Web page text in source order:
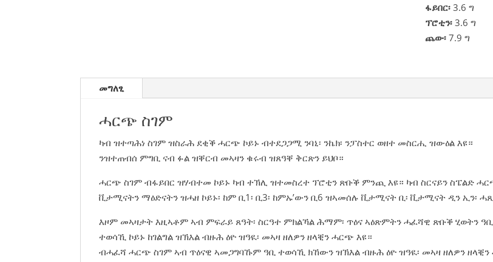
ፋይበር፡3.6 ግ
ፕሮቲን፡3.6 ግ
ጨው፡7.9 ግ
መግለፂ
ሓርጭ ስገም
ካብ ዝተጣሕነ ስገም ዝስራሕ ደቂቕ ሓርጭ ኮይኑ ብተደጋጋሚ ንባኒ፡ ንኬክ፡ ንፓስተር ወዘተ መስርሒ ዝውዕል እዩ።
ንዝተጠብሰ ምግቢ ናብ ፉል ዝቐርብ መኣዛን ቁሩብ ዝጸዓቐ ቅርጽን ይህቦ።
ሓርጭ ስገም ብፋይበር ዝሃብተመ ኮይኑ ካብ ተኽሊ ዝተመስረተ ፕሮቲን ጽቡቕ ምንጪ እዩ። ካብ ስርናይን ስፔልድ
ቪታሚናትን ማዕድናትን ዝሓዘ ኮይኑ፡ ከም ቢ1፡ ቢ3፡ ከምኡ’ውን ቢ6 ዝኣመሰሉ ቪታሚናት ቢ፡ ቪታሚናት ዲን ኢን፡
እዞም መኣዛታት እዚኣቶም ኣብ ምፍራይ ጸዓት፡ ስርዓተ ምክልኻል ሕማም፡ ጥዕና ኣዕጽምትን ሓፈሻዊ ጽቡቕ ሂወትን
ተወሳኺ ኮይኑ ከገልግል ዝኽእል ብዙሕ ዕዮ ዝዓዪ፡ መኣዛ ዘለዎን ዘላቒን ሓርጭ እዩ።
ብሓፈሻ ሓርጭ ስገም ኣብ ጥዕናዊ ኣመጋግባኹም ዓቢ ተወሳኺ ክኸውን ዝኽእል ብዙሕ ዕዮ ዝዓዪ፡ መኣዛ ዘለዎን ዘላቒን